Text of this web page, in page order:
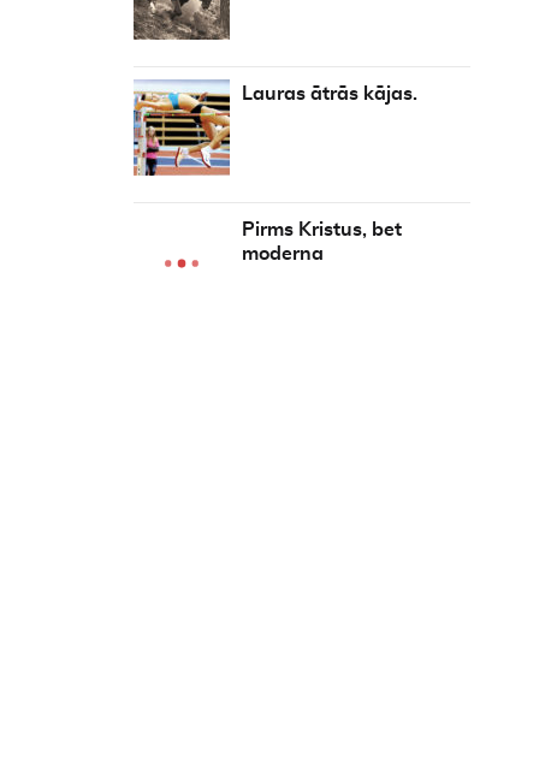
Lauras ātrās kājas.
Pirms Kristus, bet
moderna